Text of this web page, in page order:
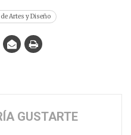
Artes y Diseño
GUSTARTE